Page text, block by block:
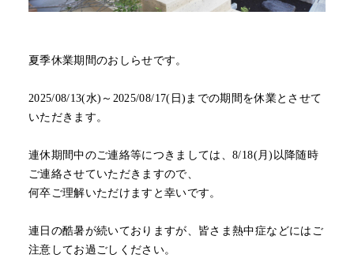
夏季休業期間のおしらせです。
2025/08/13(水)～2025/08/17(日)までの期間を休業とさせて
いただきます。
連休期間中のご連絡等につきましては、8/18(月)以降随時
ご連絡させていただきますので、
何卒ご理解いただけますと幸いです。
連日の酷暑が続いておりますが、皆さま熱中症などにはご
注意してお過ごしください。